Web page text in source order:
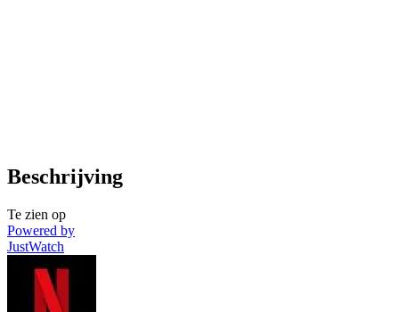
Beschrijving
Te zien op
Powered by
JustWatch